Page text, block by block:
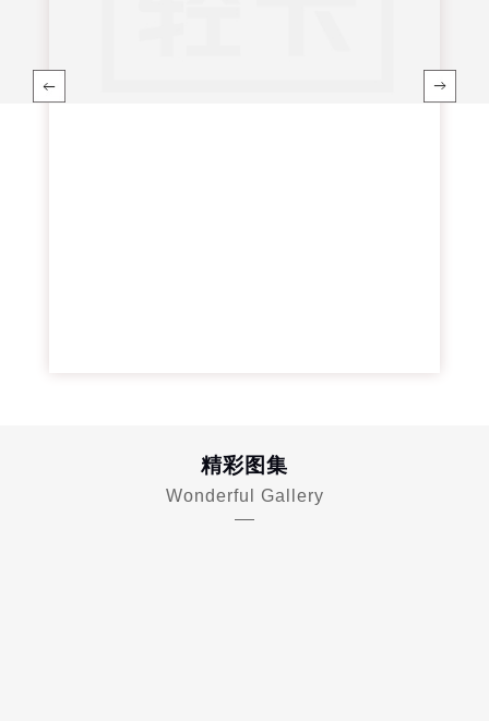
精彩图集
Wonderful Gallery